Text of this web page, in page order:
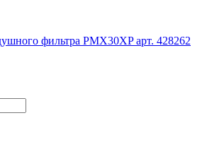
фильтра PMX30XP арт. 428262